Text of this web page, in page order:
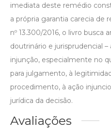
imediata deste remédio
a própria garantia carecia de
nº 13.300/2016, o livro busca
doutrinário e jurisprudencial
injunção, especialmente no
para julgamento, à
procedimento, à ação
jurídica da decisão.
Avaliações